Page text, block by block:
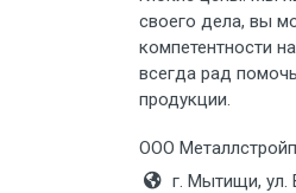
Груз до
Груз до
Груз до
своего дела, вы
компетентности
всегда рад
продукции.
ООО
г. Мытищи, ул.